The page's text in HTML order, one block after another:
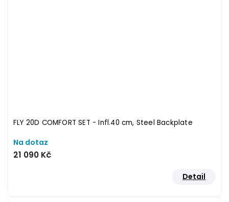
FLY 20D COMFORT SET - Infl.40 cm, Steel Backplate
Na dotaz
21 090 Kč
Detail